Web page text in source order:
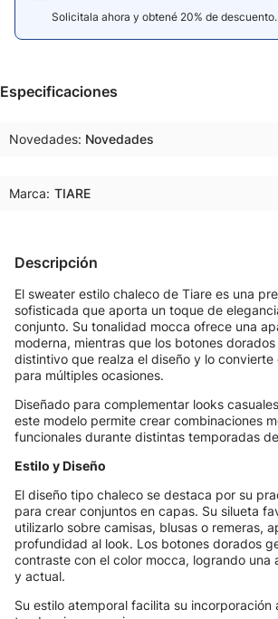
Solicitala ahora y obtené 20% de descuento.
Especificaciones
Novedades Novedades
Marca: TIARE
Descripción
El sweater estilo chaleco de Tiare es una
sofisticada que aporta un toque de
conjunto. Su tonalidad mocca ofrece una
moderna, mientras que los botones
distintivo que realza el diseño y lo convierte
para múltiples ocasiones.
Diseñado para complementar looks
este modelo permite crear combinaciones
funcionales durante distintas temporadas
Estilo y Diseño
El diseño tipo chaleco se destaca por su
para crear conjuntos en capas. Su silueta
utilizarlo sobre camisas, blusas o remeras,
profundidad al look. Los botones dorados
contraste con el color mocca, logrando una
y actual.
Su estilo atemporal facilita su incorporación